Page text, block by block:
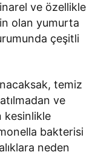
ve özellikle
olan yumurta
çeşitli
temiz
ve
kesinlikle
bakterisi
neden